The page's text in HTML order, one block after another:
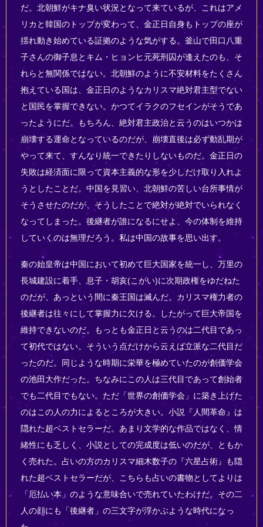
だ。北朝鮮がキナ臭い状況となって来ているが、これはアメ
リカと韓国のトップが変わって、金正日自身もトップの座が
揺れ動き始めている証拠のような気がする。釜山で田口八重
子さんの御子息とキム・ヒョンヒ元死刑囚が逢えたのも、そ
れらと無関係ではない。北朝鮮のように不安材料をたくさん
抱えている国は、金正日のようなカリスマ絶対君主型でない
と国民を掌握できない。かつてイラクのフセインがそうであ
ったようにだ。もちろん、絶対君主政治と云うのはいつかは
崩壊する運命となっているのだが、崩壊直後は必ず動乱期が
やって来て、すんなり統一できたりしないものだ。金正日の
失敗は経済面に限って資本主義的な形を少しだけ取り入れよ
うとしたことだ。中国を見習い、北朝鮮の苦しい台所事情が
そうさせたのだが、そうしたことで絶対が絶対でいられなく
なってしまった。後継者が誰になるにせよ、今の体制を維持
していくのは無理だろう。私は中国の故事を思い出す。
秦の始皇帝は中国において初めて巨大国家を統一し、万里の
長城建設に着手、息子・胡亥(こがい)に次期政権をゆだねた
のだが、あっという間に秦王国は滅んだ。カリスマ権力者の
後継者は往々にして掌握力に欠ける。したがって巨大帝国を
維持できないのだ。もっとも金正日と云うのは二代目であっ
て初代ではない。そういう点だけから云えば立派な二代目だ
ったのだ。同じような時期に栄華を極めていたのが創価学会
の池田大作だった。ちなみにこの人は三代目であって創始者
でも二代目でもない。ただ「世界の創価学会」に築き上げた
のはこの人の力によるところが大きい。小説『人間革命』は
隠れた超ベストセラーだ。あまり文学的な作品ではなく、情
緒性にも乏しく、小説としての完成度は低いのだが、ともか
く売れた。占いの方のカリスマ細木数子の『六星占術』も隠
れた超ベストセラーだが、こちらも占いの書物としてよりは
「厄払い本」のような意味合いで売れていたわけだ。その二
人の顔にも「後継者」の三文字が浮かぶような時代になっ